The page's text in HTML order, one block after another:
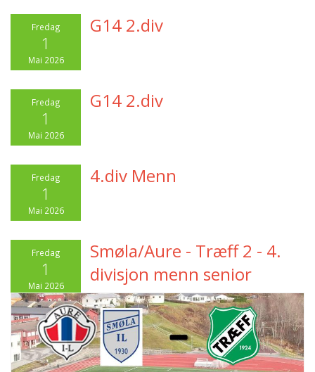
Fredag
1
Mai 2026
G14 2.div
Fredag
1
Mai 2026
G14 2.div
Fredag
1
Mai 2026
4.div Menn
Fredag
1
Mai 2026
Smøla/Aure - Træff 2 - 4.
divisjon menn senior